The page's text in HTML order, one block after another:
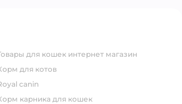
товары для кошек интернет магазин
корм для котов
royal canin
корм карника для кошек